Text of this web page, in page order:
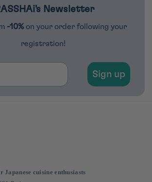
Newsletter
-10% on your order following your
registration!
Sign up
Japanese cuisine enthusiasts